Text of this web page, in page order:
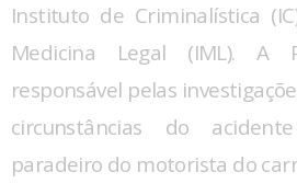
Instituto de Criminalística
Medicina Legal (IML). A
responsável pelas
circunstâncias do
paradeiro do motorista do